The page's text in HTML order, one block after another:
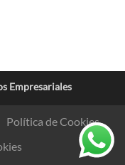
Empresariales
Política de Cookies